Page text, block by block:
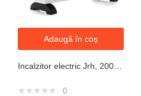
Adaugă în coș
0